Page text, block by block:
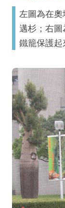
左圖為在
邁杉；右
鐵籠保護起